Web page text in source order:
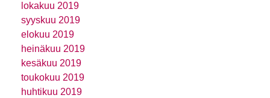
lokakuu 2019
syyskuu 2019
elokuu 2019
heinäkuu 2019
kesäkuu 2019
toukokuu 2019
huhtikuu 2019